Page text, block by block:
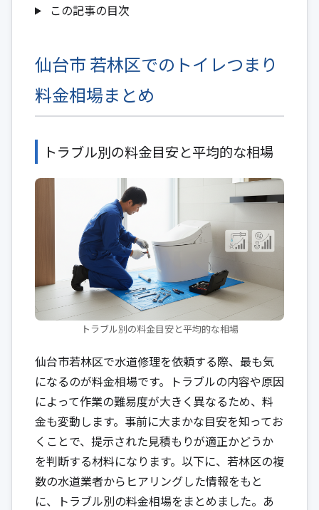
この記事の目次
仙台市 若林区でのトイレつまり
料金相場まとめ
トラブル別の料金目安と平均的な相場
トラブル別の料金目安と平均的な相場
仙台市若林区で水道修理を依頼する際、最も気
になるのが料金相場です。トラブルの内容や原因
によって作業の難易度が大きく異なるため、料
金も変動します。事前に大まかな目安を知ってお
くことで、提示された見積もりが適正かどうか
を判断する材料になります。以下に、若林区の複
数の水道業者からヒアリングした情報をもと
に、トラブル別の料金相場をまとめました。あ